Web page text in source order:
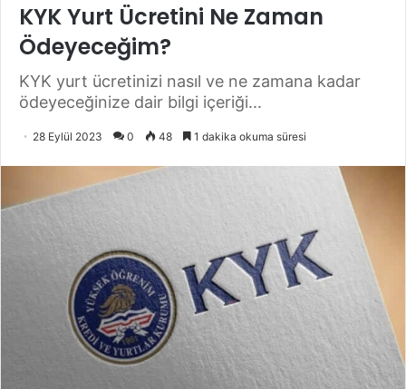
KYK Yurt Ücretini Ne Zaman
Ödeyeceğim?
KYK yurt ücretinizi nasıl ve ne zamana kadar
ödeyeceğinize dair bilgi içeriği...
28 Eylül 2023 0 48 1 dakika okuma süresi